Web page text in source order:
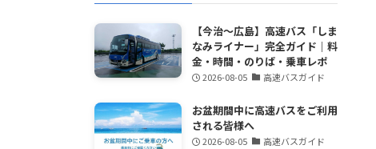
【今治～広島】高速バス「しま
なみライナー」完全ガイド｜料
金・時間・のりば・乗車レポ
2026-08-05 高速バスガイド
お盆期間中に高速バスをご利用
される皆様へ
2026-08-05 高速バスガイド